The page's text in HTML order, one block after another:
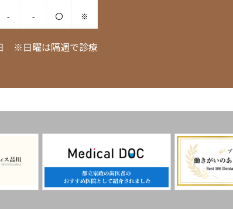
- - 〇 ※
※日曜は隔週で診療